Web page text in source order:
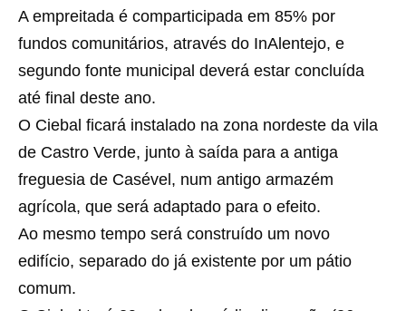
A empreitada é comparticipada em 85% por
fundos comunitários, através do InAlentejo, e
segundo fonte municipal deverá estar concluída
até final deste ano.
O Ciebal ficará instalado na zona nordeste da vila
de Castro Verde, junto à saída para a antiga
freguesia de Casével, num antigo armazém
agrícola, que será adaptado para o efeito.
Ao mesmo tempo será construído um novo
edifício, separado do já existente por um pátio
comum.